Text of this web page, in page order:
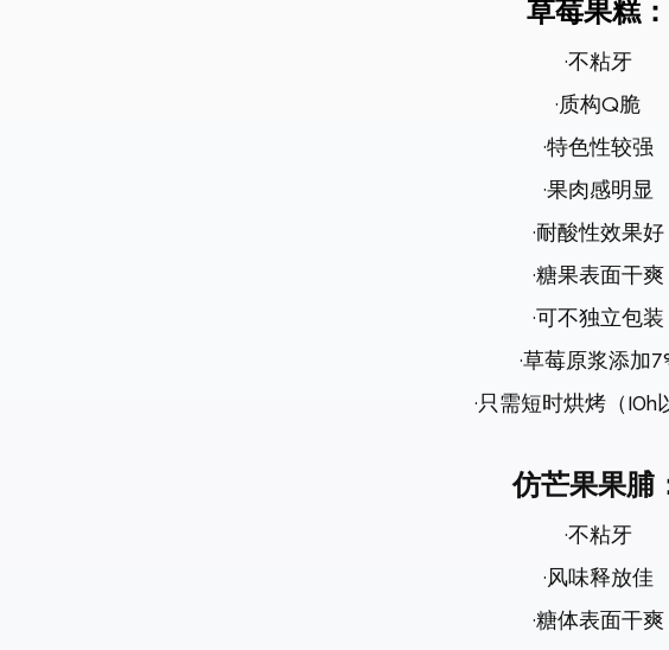
草莓果糕：
·不粘牙
·质构Q脆
·特色性较强
·果肉感明显
·耐酸性效果好
·糖果表面干爽
·可不独立包装
·草莓原浆添加
·只需短时烘烤（ 10h
仿芒果果脯
·不粘牙
·风味释放佳
·糖体表面干爽